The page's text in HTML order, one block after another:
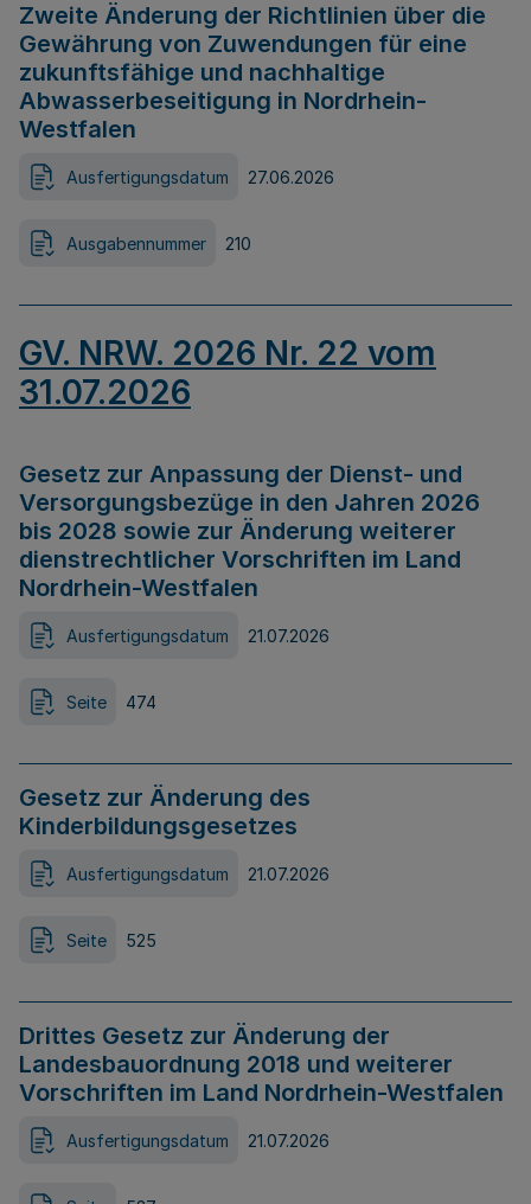
Zweite Änderung der Richtlinien über die
Gewährung von Zuwendungen für eine
zukunftsfähige und nachhaltige
Abwasserbeseitigung in Nordrhein-
Westfalen
Ausfertigungsdatum 27.06.2026
Ausgabennummer 210
GV. NRW. 2026 Nr. 22 vom
31.07.2026
Gesetz zur Anpassung der Dienst- und
Versorgungsbezüge in den Jahren 2026
bis 2028 sowie zur Änderung weiterer
dienstrechtlicher Vorschriften im Land
Nordrhein-Westfalen
Ausfertigungsdatum 21.07.2026
Seite 474
Gesetz zur Änderung des
Kinderbildungsgesetzes
Ausfertigungsdatum 21.07.2026
Seite 525
Drittes Gesetz zur Änderung der
Landesbauordnung 2018 und weiterer
Vorschriften im Land Nordrhein-Westfalen
Ausfertigungsdatum 21.07.2026